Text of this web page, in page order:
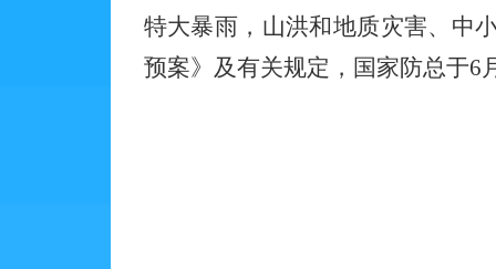
特大暴雨，山洪和地质灾害、中
预案》及有关规定，国家防总于6